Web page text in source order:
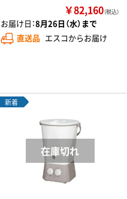
￥82,160（税込）
お届け日：8月26日（水）まで
直送品 エスコからお届け
新着